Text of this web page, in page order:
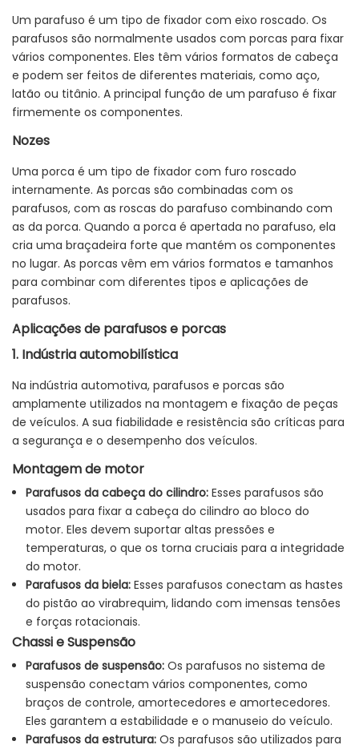
Um parafuso é um tipo de fixador com eixo roscado. Os
parafusos são normalmente usados ​​com porcas para fixar
vários componentes. Eles têm vários formatos de cabeça
e podem ser feitos de diferentes materiais, como aço,
latão ou titânio. A principal função de um parafuso é fixar
firmemente os componentes.
Nozes
Uma porca é um tipo de fixador com furo roscado
internamente. As porcas são combinadas com os
parafusos, com as roscas do parafuso combinando com
as da porca. Quando a porca é apertada no parafuso, ela
cria uma braçadeira forte que mantém os componentes
no lugar. As porcas vêm em vários formatos e tamanhos
para combinar com diferentes tipos e aplicações de
parafusos.
Aplicações de parafusos e porcas
1. Indústria automobilística
Na indústria automotiva, parafusos e porcas são
amplamente utilizados na montagem e fixação de peças
de veículos. A sua fiabilidade e resistência são críticas para
a segurança e o desempenho dos veículos.
Montagem de motor
Parafusos da cabeça do cilindro: Esses parafusos são
usados ​​para fixar a cabeça do cilindro ao bloco do
motor. Eles devem suportar altas pressões e
temperaturas, o que os torna cruciais para a integridade
do motor.
Parafusos da biela: Esses parafusos conectam as hastes
do pistão ao virabrequim, lidando com imensas tensões
e forças rotacionais.
Chassi e Suspensão
Parafusos de suspensão: Os parafusos no sistema de
suspensão conectam vários componentes, como
braços de controle, amortecedores e amortecedores.
Eles garantem a estabilidade e o manuseio do veículo.
Parafusos da estrutura: Os parafusos são utilizados para